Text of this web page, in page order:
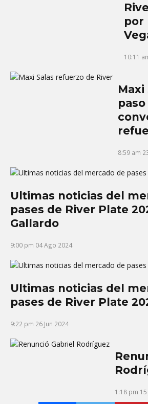
por
10:11
Maxi
8:59 am
Ultimas noticias del
pases de River Plate
Gallardo
9:00 pm 04 Ago 2024
Ultimas noticias del
pases de River Plate
9:22 pm 26 Jun 2024
1:18 pm